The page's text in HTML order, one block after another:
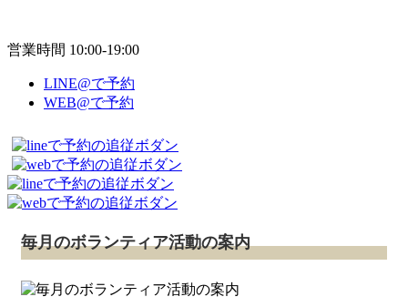
営業時間 10:00-19:00
LINE@で予約
WEB@で予約
毎月のボランティア活動の案内